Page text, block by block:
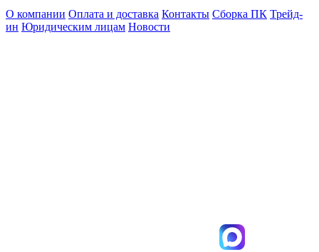
О компании Оплата и доставка Контакты Сборка ПК Трейд-
ин Юридическим лицам Новости